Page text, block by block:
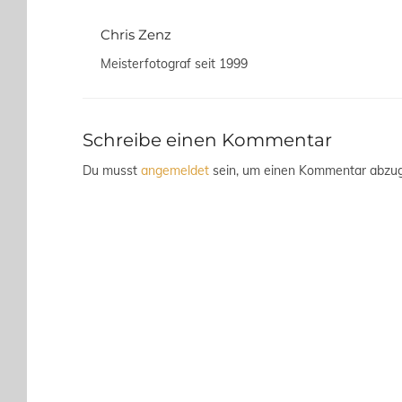
Chris Zenz
Meisterfotograf seit 1999
Schreibe einen Kommentar
Du musst angemeldet sein, um einen Kommentar